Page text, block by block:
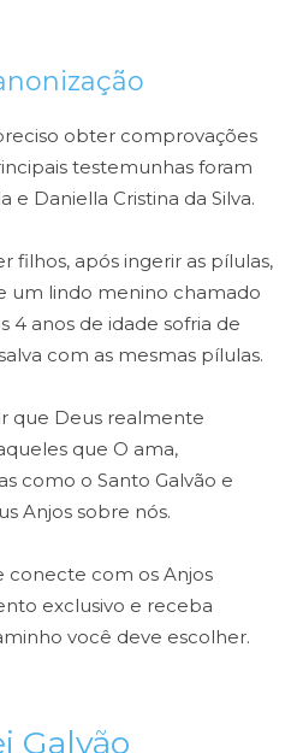
obter comprovações
testemunhas foram
e Daniella Cristina da Silva.
filhos, após ingerir as pílulas,
um lindo menino chamado
4 anos de idade sofria de
com as mesmas pílulas.
que Deus realmente
que O ama,
como o Santo Galvão e
Anjos sobre nós.
conecte com os Anjos
exclusivo e receba
você deve escolher.
Galvão